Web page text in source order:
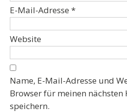
E-Mail-Adresse *
Website
Name, E-Mail-Adresse und
Browser für meinen nächsten
speichern.